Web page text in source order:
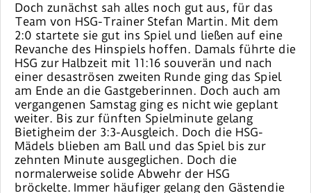
Doch zunächst sah alles noch gut aus, für das
Team von HSG-Trainer Stefan Martin. Mit dem
2:0 startete sie gut ins Spiel und ließen auf eine
Revanche des Hinspiels hoffen. Damals führte die
HSG zur Halbzeit mit 11:16 souverän und nach
einer desaströsen zweiten Runde ging das Spiel
am Ende an die Gastgeberinnen. Doch auch am
vergangenen Samstag ging es nicht wie geplant
weiter. Bis zur fünften Spielminute gelang
Bietigheim der 3:3-Ausgleich. Doch die HSG-
Mädels blieben am Ball und das Spiel bis zur
zehnten Minute ausgeglichen. Doch die
normalerweise solide Abwehr der HSG
bröckelte. Immer häufiger gelang den Gästendie